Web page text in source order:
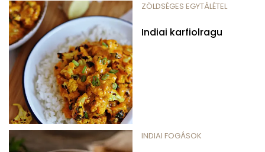
ZÖLDSÉGES EGYTÁLÉTEL
Indiai karfiolragu
INDIAI FOGÁSOK